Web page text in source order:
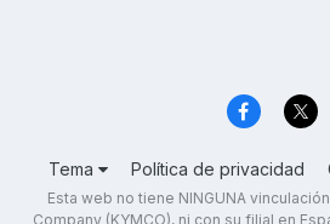
Tema Política de privacidad
Esta web no tiene NINGUNA
Company (KYMCO), ni con su filial en